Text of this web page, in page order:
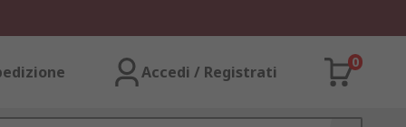
Accedi / Registrati
0